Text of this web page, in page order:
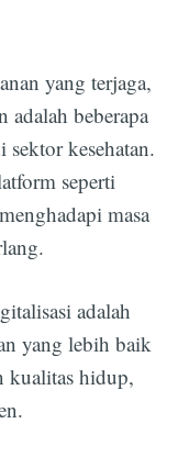
yang terjaga,
adalah beberapa
kesehatan.
seperti
masa
adalah
yang lebih baik
kualitas hidup,